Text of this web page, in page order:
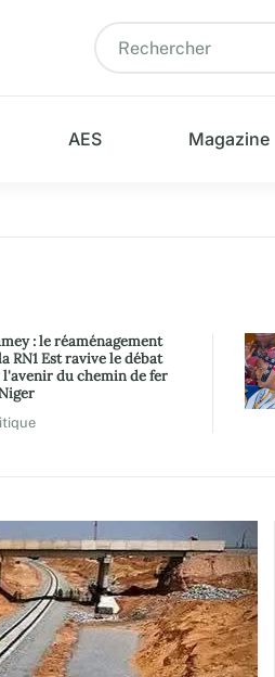
AES Magazine
: le réaménagement
RN1 Est ravive le débat
l'avenir du chemin de fer